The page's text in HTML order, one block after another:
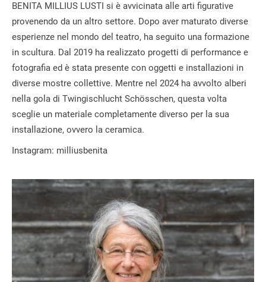
BENITA MILLIUS LUSTI si è avvicinata alle arti figurative
provenendo da un altro settore. Dopo aver maturato diverse
esperienze nel mondo del teatro, ha seguito una formazione
in scultura. Dal 2019 ha realizzato progetti di performance e
fotografia ed è stata presente con oggetti e installazioni in
diverse mostre collettive. Mentre nel 2024 ha avvolto alberi
nella gola di Twingischlucht Schösschen, questa volta
sceglie un materiale completamente diverso per la sua
installazione, ovvero la ceramica.
Instagram: milliusbenita